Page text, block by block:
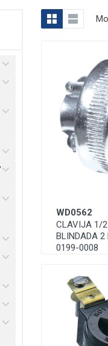
WD0562
CLAVIJA 1/2
BLINDADA 2
0199-0008